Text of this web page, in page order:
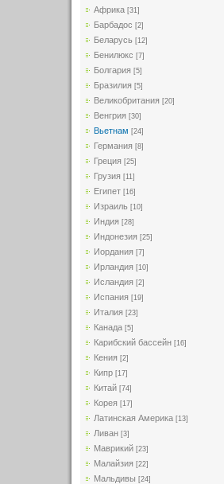
Африка [31]
Барбадос [2]
Беларусь [12]
Бенилюкс [7]
Болгария [5]
Бразилия [5]
Великобритания [20]
Венгрия [30]
Вьетнам [24]
Германия [8]
Греция [25]
Грузия [11]
Египет [16]
Израиль [10]
Индия [28]
Индонезия [25]
Иордания [7]
Ирландия [10]
Исландия [2]
Испания [19]
Италия [23]
Канада [5]
Карибский бассейн [16]
Кения [2]
Кипр [17]
Китай [74]
Корея [17]
Латинская Америка [13]
Ливан [3]
Маврикий [23]
Малайзия [22]
Мальдивы [24]